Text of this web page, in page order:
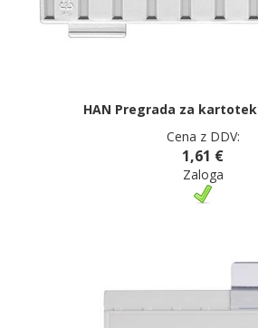
HAN Pregrada za
Cena z DDV:
1,61 €
Zaloga